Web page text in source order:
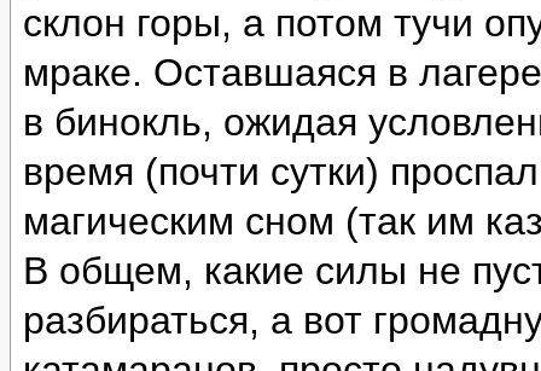
склон горы, а потом тучи
мраке. Оставшаяся в
в бинокль, ожидая
время (почти сутки)
магическим сном (так им
В общем, какие силы не
разбираться, а вот